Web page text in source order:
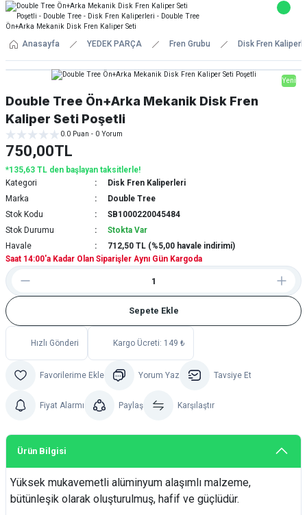
Anasayfa YEDEK PARÇA Fren Grubu Disk Fren
Yeni
Double Tree Ön+Arka Mekanik Disk Fren
Kaliper Seti Poşetli
0.0 Puan - 0 Yorum
750,00TL
*135,63 TL den başlayan taksitlerle!
Kategori
Disk Fren Kaliperleri
Marka
Double Tree
Stok Kodu
SB1000220045484
Stok Durumu
Stokta Var
Havale
712,50 TL (%5,00 havale indirimi)
Saat 14:00'a Kadar Olan Siparişler Aynı Gün Kargoda
Sepete Ekle
Hızlı Gönderi Kargo Ücreti: 149 ₺
Yorum Yaz Tavsiye Et
Fiyat Alarmı Paylaş Karşılaştır
Ürün Bilgisi
Yüksek mukavemetli alüminyum alaşımlı malzeme,
bütünleşik olarak oluşturulmuş, hafif ve güçlüdür.